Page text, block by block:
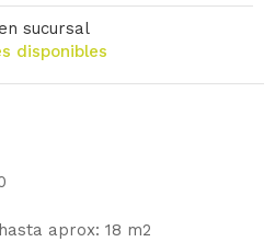
sucursal
disponibles
aprox: 18 m2